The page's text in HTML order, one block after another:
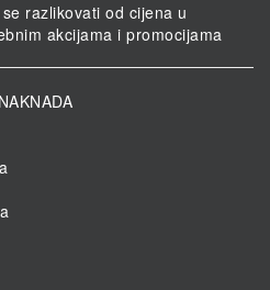
razlikovati od cijena u
akcijama i promocijama